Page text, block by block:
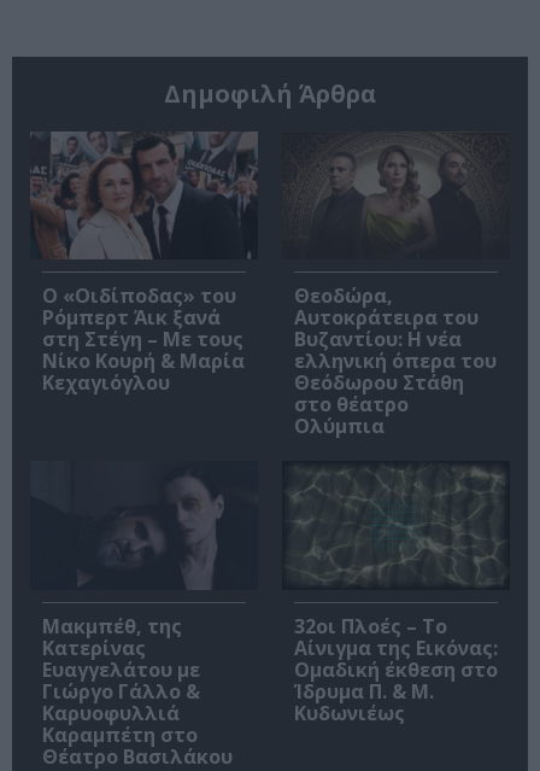
Δημοφιλή Άρθρα
O «Οιδίποδας» του
Ρόμπερτ Άικ ξανά
στη Στέγη – Με τους
Νίκο Κουρή & Μαρία
Κεχαγιόγλου
Θεοδώρα,
Αυτοκράτειρα του
Βυζαντίου: Η νέα
ελληνική όπερα του
Θεόδωρου Στάθη
στο θέατρο
Ολύμπια
Μακμπέθ, της
Κατερίνας
Ευαγγελάτου με
Γιώργο Γάλλο &
Καρυοφυλλιά
Καραμπέτη στο
Θέατρο Βασιλάκου
32οι Πλοές – Το
Αίνιγμα της Εικόνας:
Ομαδική έκθεση στο
Ίδρυμα Π. & Μ.
Κυδωνιέως